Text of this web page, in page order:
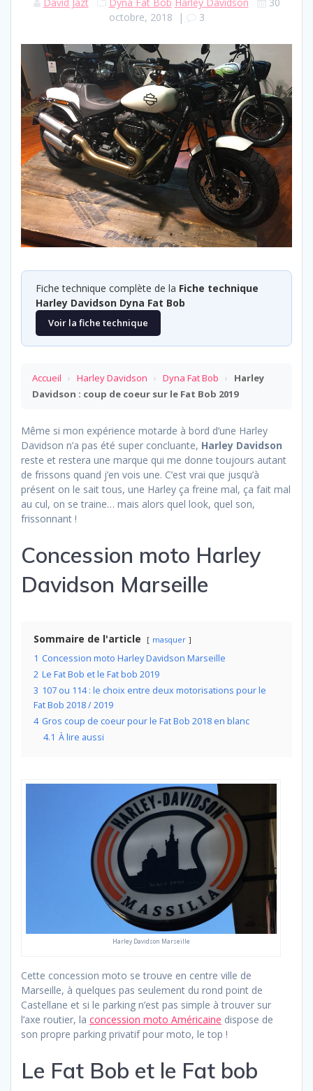
octobre, 2018 | 3
Fiche technique complète de la Fiche technique
Harley Davidson Dyna Fat Bob
Voir la fiche technique
Accueil › Harley Davidson › Dyna Fat Bob ›
Harley
Davidson : coup de coeur sur le Fat Bob 2019
Même si mon expérience motarde à bord d’une Harley
Davidson n’a pas été super concluante, Harley Davidson
reste et restera une marque qui me donne toujours autant
de frissons quand j’en vois une. C’est vrai que jusqu’à
présent on le sait tous, une Harley ça freine mal, ça fait mal
au cul, on se traine… mais alors quel look, quel son,
frissonnant !
Concession moto Harley
Davidson Marseille
Sommaire de l'article masquer
1 Concession moto Harley Davidson Marseille
2 Le Fat Bob et le Fat bob 2019
3 107 ou 114 : le choix entre deux motorisations pour le
Fat Bob 2018 / 2019
4 Gros coup de coeur pour le Fat Bob 2018 en blanc
4.1 À lire aussi
Harley Davidson Marseille
Cette concession moto se trouve en centre ville de
Marseille, à quelques pas seulement du rond point de
Castellane et si le parking n’est pas simple à trouver sur
l’axe routier, la concession moto Américaine dispose de
son propre parking privatif pour moto, le top !
Le Fat Bob et le Fat bob